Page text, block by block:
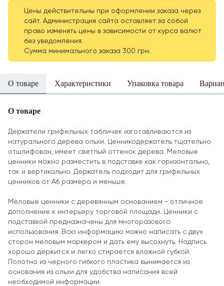
Цены действительны при оформлении заказа через
сайт. Администрация сайта оставляет за собой
право изменять цены в зависимости от курса валют
без уведомления.
Сумма минимального заказа 300 грн.
О товаре Характеристики Упаковка товара
О товаре
Держатели грифельных табличек изготавливаются из
натурального дерева ольхи. Ценникодержатель тщательно
отшлифован, имеет светлый оттенок дерева. Меловые
ценники можно разместить в подставке как горизонтально,
так и вертикально. Держатель подходит для грифельных
ценников от А6 размера и меньше.
Меловые ценники с деревянным основанием - отличное
дополнение к интерьеру торговой площади. Ценники с
подставкой предназначены для многоразового
использования. Всю информацию можно написать с двух
сторон меловым маркером и дать ему высохнуть. Надпись
хорошо держится и легко стирается влажной губкой.
Полотно из черного гибкого пластика вынимается из
основания из ольхи для удобства написания всей
необходимой информации.